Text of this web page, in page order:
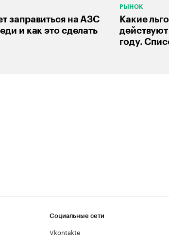
заправиться на АЗС
и как это сделать
РЫНОК
Какие
году.
Социальные сети
Vkontakte